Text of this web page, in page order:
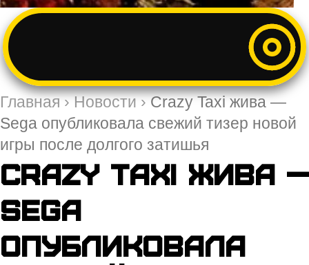
Главная›Новости›Crazy Taxi жива —
Sega опубликовала свежий тизер новой
игры после долгого затишья
Crazy Taxi жива —
Sega
опубликовала